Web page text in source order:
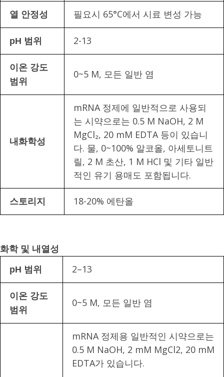
열 안정성 필요시 65°C에서 시료 변성 가능
pH 범위 2-13
이온 강도
범위
0~5 M, 모든 일반 염
내화학성
mRNA 정제에 일반적으로 사용되
는 시약으로는 0.5 M NaOH, 2 M
MgCl₂, 20 mM EDTA 등이 있습니
다. 물, 0~100% 알코올, 아세토니트
릴, 2 M 초산, 1 M HCl 및 기타 일반
적인 유기 용매도 포함됩니다.
스토리지 18-20% 에탄올
화학 및 내열성
pH 범위 2–13
이온 강도
범위
0~5 M, 모든 일반 염
mRNA 정제용 일반적인 시약으로는
0.5 M NaOH, 2 mM MgCl2, 20 mM
EDTA가 있습니다.